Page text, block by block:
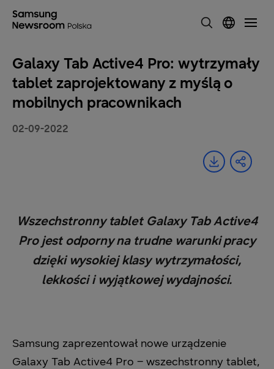
Galaxy Tab Active4 Pro: wytrzymały
tablet zaprojektowany z myślą o
mobilnych pracownikach
02-09-2022
Wszechstronny tablet Galaxy Tab Active4
Pro jest odporny na trudne warunki pracy
dzięki wysokiej klasy wytrzymałości,
lekkości i wyjątkowej wydajności.
Samsung zaprezentował nowe urządzenie
Galaxy Tab Active4 Pro – wszechstronny tablet,